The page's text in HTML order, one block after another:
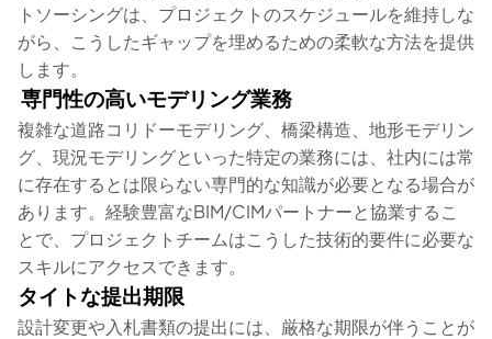
トソーシングは、プロジェクトのスケジュールを維持しな
がら、こうしたギャップを埋めるための柔軟な方法を提供
します。
専門性の高いモデリング業務
複雑な道路コリドーモデリング、橋梁構造、地形モデリン
グ、現況モデリングといった特定の業務には、社内には常
に存在するとは限らない専門的な知識が必要となる場合が
あります。経験豊富なBIM/CIMパートナーと協業するこ
とで、プロジェクトチームはこうした技術的要件に必要な
スキルにアクセスできます。
タイトな提出期限
設計変更や入札書類の提出には、厳格な期限が伴うことが